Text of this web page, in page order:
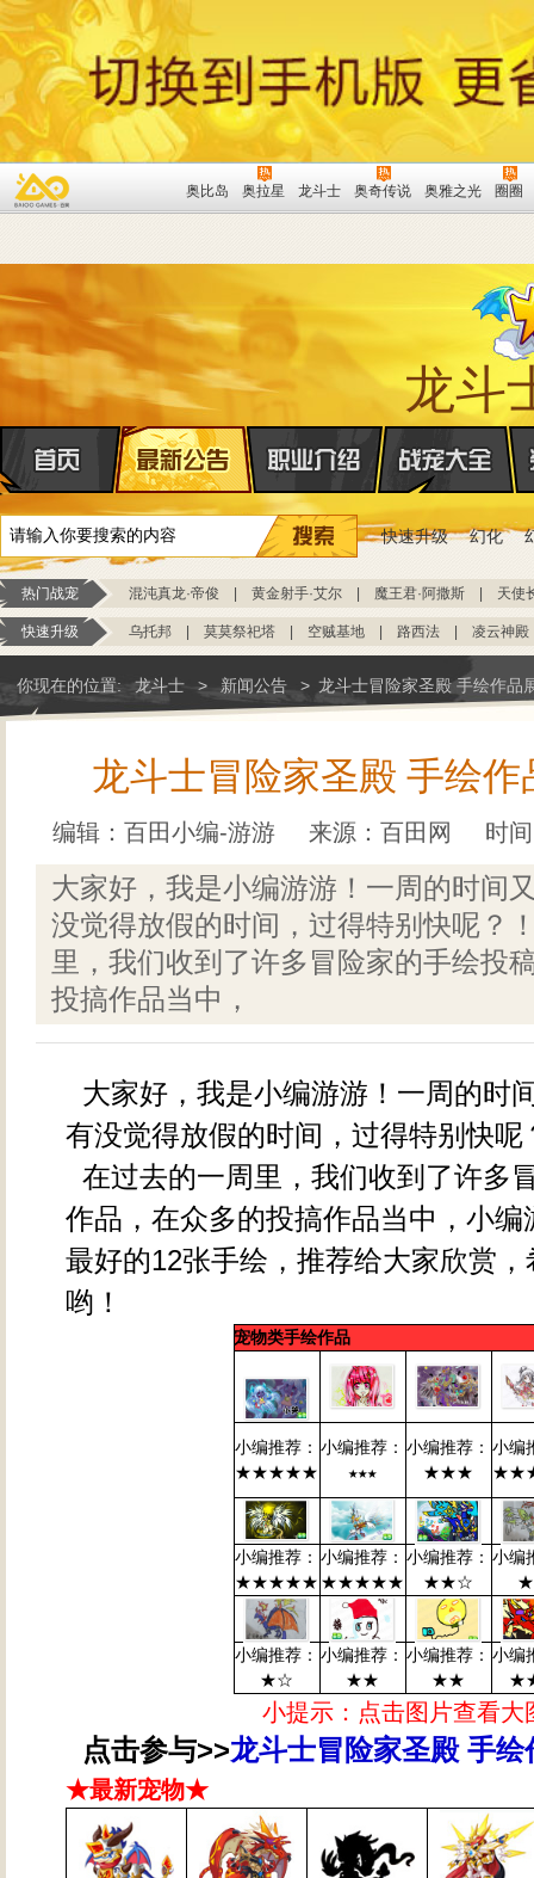
奥比岛 奥拉星 龙斗士 奥奇传说 奥雅之光 圈圈
龙斗
快速升级 幻化
热门战宠 混沌真龙·帝俊 黄金射手·艾尔 魔王君·阿撒斯 天使
快速升级 乌托邦 莫莫祭祀塔 空贼基地 路西法 凌云神殿
你现在的位置: 龙斗士 > 新闻公告 > 龙斗士冒险家圣殿 手绘作品
龙斗士冒险家圣殿 手绘作
编辑：百田小编-游游 来源： 百田网 时
大家好，我是小编游游！一周的时间
没觉得放假的时间，过得特别快呢？
里，我们收到了许多冒险家的手绘投
投搞作品当中，
大家好，我是小编游游！一周的时
有没觉得放假的时间，过得特别快呢
在过去的一周里，我们收到了许多
作品，在众多的投搞作品当中，小编
最好的12张手绘，推荐给大家欣赏
哟！
宠物类手绘作品
小编推荐：
★★★★★
小编推荐：
★★★
小编推荐：
★★★
小编
小编推荐：
★★★★★
小编推荐：
★★★★★
小编推荐：
★★☆
小编
小编推荐：
★☆
小编推荐：
★★
小编推荐：
★★
小编
小提示：点击图片查看大
点击参与>>龙斗士冒险家圣殿 手绘
★最新宠物★